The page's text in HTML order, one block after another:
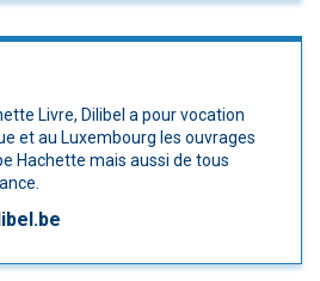
Livre, Dilibel a pour vocation
et au Luxembourg les ouvrages
Hachette mais aussi de tous